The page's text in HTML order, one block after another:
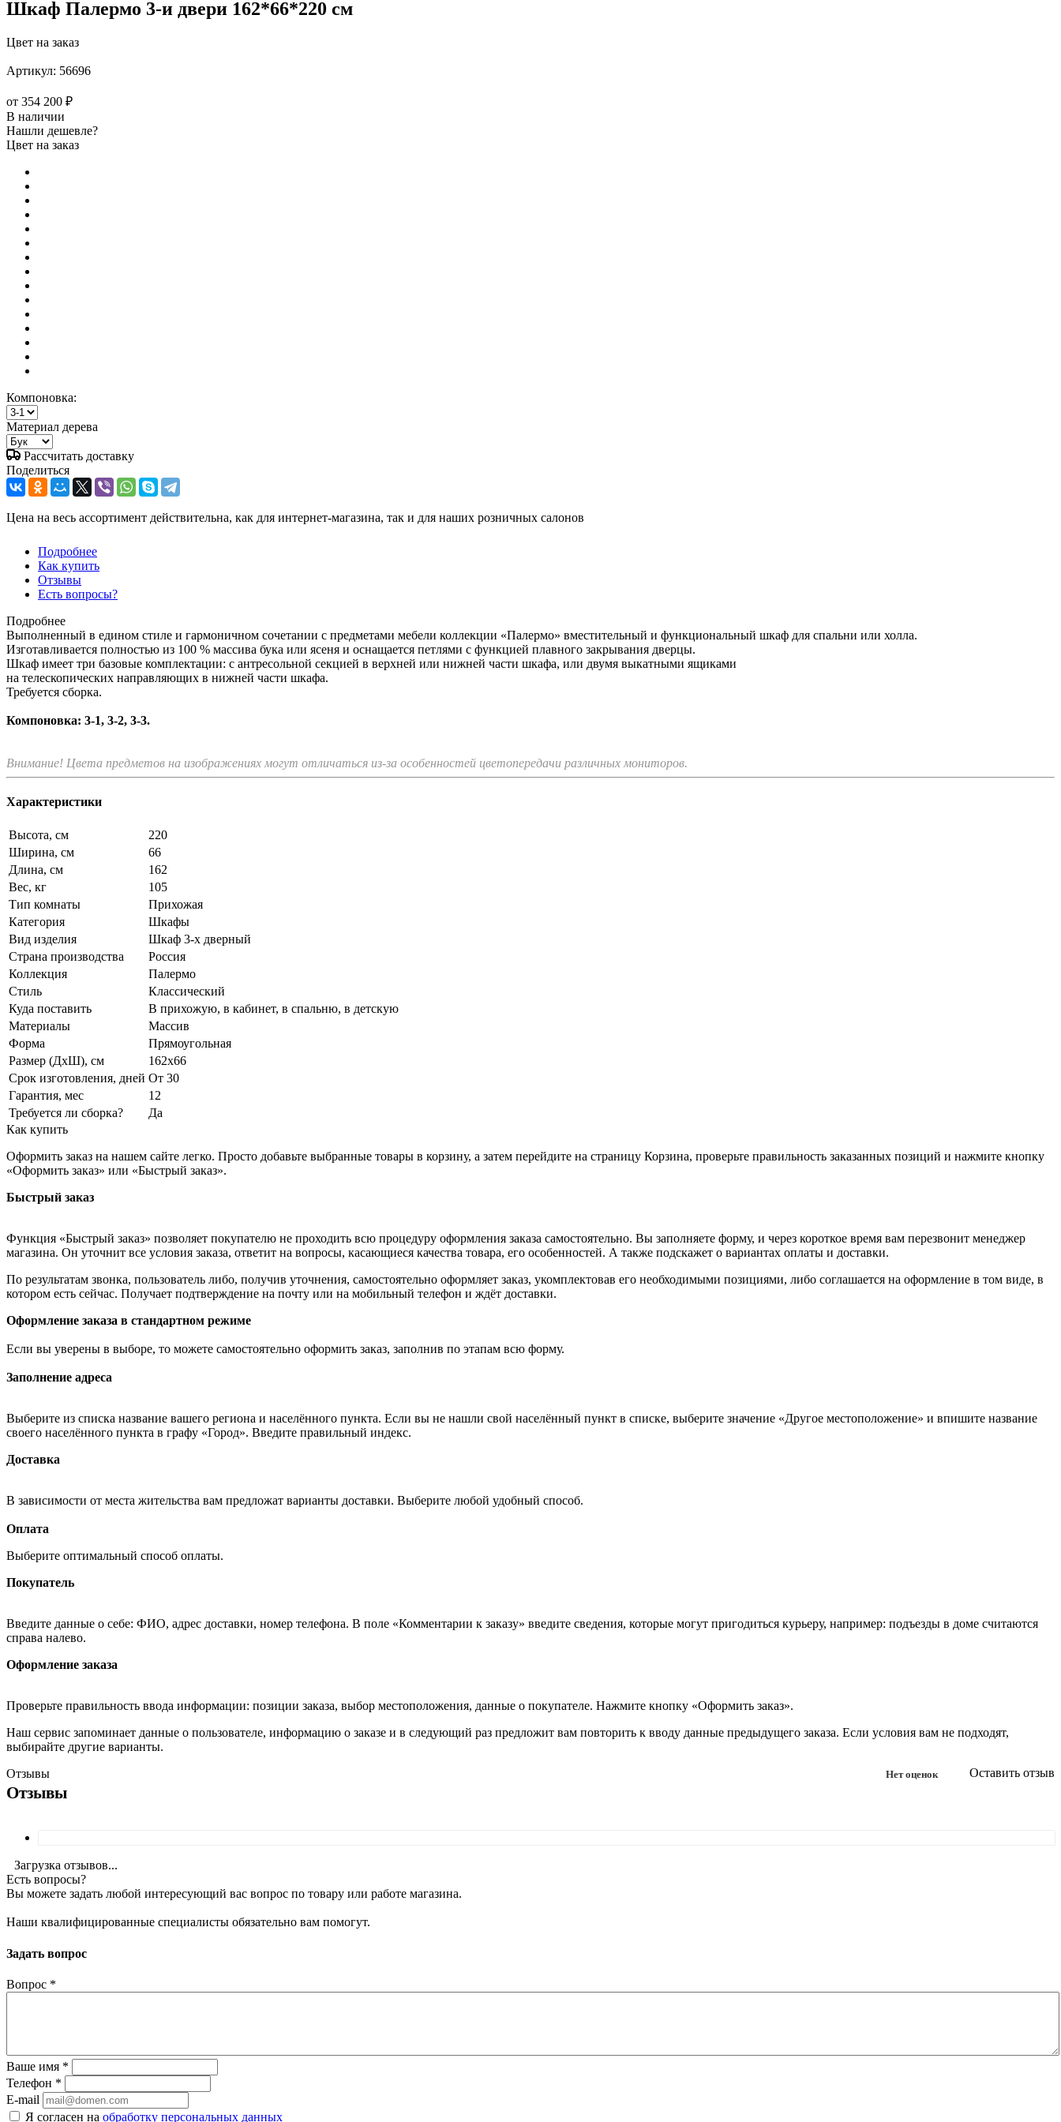
Шкаф Палермо 3-и двери 162*66*220 см
Цвет на заказ
Артикул: 56696
от 354 200 ₽
В наличии
Нашли дешевле?
Цвет на заказ
Компоновка:
Материал дерева
Рассчитать доставку
Поделиться
Цена на весь ассортимент действительна, как для интернет-магазина, так и для наших розничных салонов
Подробнее
Как купить
Отзывы
Есть вопросы?
Подробнее
Выполненный в едином стиле и гармоничном сочетании с предметами мебели коллекции «Палермо» вместительный и функциональный шкаф для спальни или холла.
Изготавливается полностью из 100 % массива бука или ясеня и оснащается петлями с функцией плавного закрывания дверцы.
Шкаф имеет три базовые комплектации: c антресольной секцией в верхней или нижней части шкафа, или двумя выкатными ящиками
на телескопических направляющих в нижней части шкафа.
Требуется сборка.
Компоновка: 3-1, 3-2, 3-3.
Внимание! Цвета предметов на изображениях могут отличаться из-за особенностей цветопередачи различных мониторов.
Характеристики
Высота, см
220
Ширина, см
66
Длина, см
162
Вес, кг
105
Тип комнаты
Прихожая
Категория
Шкафы
Вид изделия
Шкаф 3-х дверный
Страна производства
Россия
Коллекция
Палермо
Стиль
Классический
Куда поставить
В прихожую, в кабинет, в спальню, в детскую
Материалы
Массив
Форма
Прямоугольная
Размер (ДхШ), см
162х66
Срок изготовления, дней От 30
Гарантия, мес
12
Требуется ли сборка?
Да
Как купить
Оформить заказ на нашем сайте легко. Просто добавьте выбранные товары в корзину, а затем перейдите на страницу Корзина, проверьте правильность заказанных позиций и нажмите кнопку
«Оформить заказ» или «Быстрый заказ».
Быстрый заказ
Функция «Быстрый заказ» позволяет покупателю не проходить всю процедуру оформления заказа самостоятельно. Вы заполняете форму, и через короткое время вам перезвонит менеджер
магазина. Он уточнит все условия заказа, ответит на вопросы, касающиеся качества товара, его особенностей. А также подскажет о вариантах оплаты и доставки.
По результатам звонка, пользователь либо, получив уточнения, самостоятельно оформляет заказ, укомплектовав его необходимыми позициями, либо соглашается на оформление в том виде, в
котором есть сейчас. Получает подтверждение на почту или на мобильный телефон и ждёт доставки.
Оформление заказа в стандартном режиме
Если вы уверены в выборе, то можете самостоятельно оформить заказ, заполнив по этапам всю форму.
Заполнение адреса
Выберите из списка название вашего региона и населённого пункта. Если вы не нашли свой населённый пункт в списке, выберите значение «Другое местоположение» и впишите название
своего населённого пункта в графу «Город». Введите правильный индекс.
Доставка
В зависимости от места жительства вам предложат варианты доставки. Выберите любой удобный способ.
Оплата
Выберите оптимальный способ оплаты.
Покупатель
Введите данные о себе: ФИО, адрес доставки, номер телефона. В поле «Комментарии к заказу» введите сведения, которые могут пригодиться курьеру, например: подъезды в доме считаются
справа налево.
Оформление заказа
Проверьте правильность ввода информации: позиции заказа, выбор местоположения, данные о покупателе. Нажмите кнопку «Оформить заказ».
Наш сервис запоминает данные о пользователе, информацию о заказе и в следующий раз предложит вам повторить к вводу данные предыдущего заказа. Если условия вам не подходят,
выбирайте другие варианты.
Отзывы
Отзывы
Нет оценок Оставить отзыв
Загрузка отзывов...
Есть вопросы?
Вы можете задать любой интересующий вас вопрос по товару или работе магазина.
Наши квалифицированные специалисты обязательно вам помогут.
Задать вопрос
Вопрос *
Ваше имя *
Телефон *
E-mail
Я согласен на обработку персональных данных